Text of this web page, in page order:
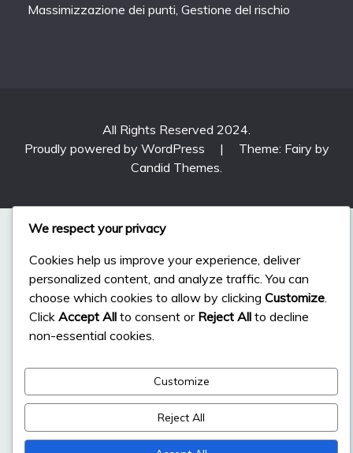
Massimizzazione dei punti, Gestione del rischio
All Rights Reserved 2024.
Proudly powered by WordPress
|
Theme: Fairy by
Candid Themes.
We respect your privacy
Cookies help us improve your experience, deliver
personalized content, and analyze traffic. You can
choose which cookies to allow by clicking Customize
Click Accept All to consent or Reject All to decline
non-essential cookies.
Customize
Reject All